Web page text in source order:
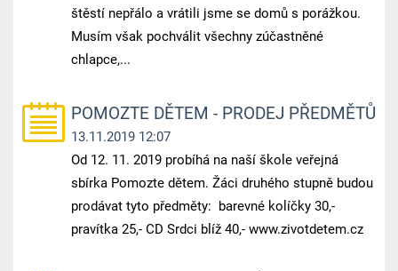
štěstí nepřálo a vrátili jsme se domů s porážkou.
Musím však pochválit všechny zúčastněné
chlapce,...
POMOZTE DĚTEM - PRODEJ PŘEDMĚTŮ
13.11.2019 12:07
Od 12. 11. 2019 probíhá na naší škole veřejná
sbírka Pomozte dětem. Žáci druhého stupně budou
prodávat tyto předměty: barevné kolíčky 30,-
pravítka 25,- CD Srdci blíž 40,- www.zivotdetem.cz